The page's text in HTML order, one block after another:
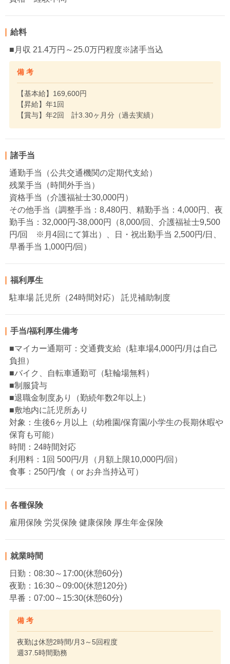
給料
■月収 21.4万円～25.0万円程度※諸手当込
備 考
【基本給】169,600円
【昇給】年1回
【賞与】年2回 計3.30ヶ月分（過去実績）
諸手当
通勤手当（公共交通機関の定期代支給）
残業手当（時間外手当）
資格手当（介護福祉士30,000円）
その他手当（調整手当：8,480円、精勤手当：4,000円、夜
勤手当：32,000円-38,000円（8,000/回、介護福祉士9,500
円/回 ※月4回にて算出）、日・祝出勤手当 2,500円/日、
早番手当 1,000円/回）
福利厚生
駐車場 託児所（24時間対応） 託児補助制度
手当/福利厚生備考
■マイカー通期可：交通費支給（駐車場4,000円/月は自己
負担）
■バイク、自転車通勤可（駐輪場無料）
■制服貸与
■退職金制度あり（勤続年数2年以上）
■敷地内に託児所あり
対象：生後6ヶ月以上（幼稚園/保育園/小学生の長期休暇や
保育も可能）
時間：24時間対応
利用料：1回 500円/月（月額上限10,000円/回）
食事：250円/食（ or お弁当持込可）
各種保険
雇用保険 労災保険 健康保険 厚生年金保険
就業時間
日勤：08:30～17:00(休憩60分)
夜勤：16:30～09:00(休憩120分)
早番：07:00～15:30(休憩60分)
備 考
夜勤は休憩2時間/月3～5回程度
週37.5時間勤務